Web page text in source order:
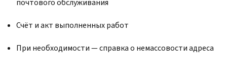
почтового обслуживания
Счёт и акт выполненных работ
При необходимости — справка о немассовости адреса